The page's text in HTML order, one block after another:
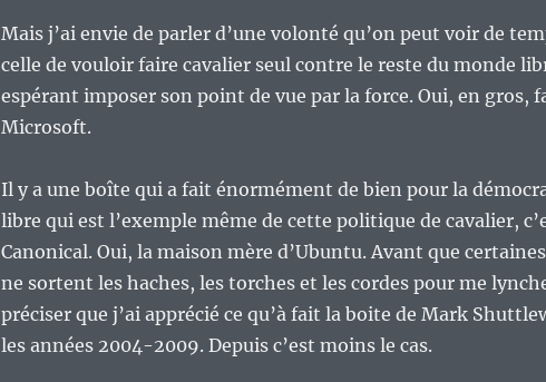
Mais j’ai envie de parler d’une volonté qu’on peut voir de
celle de vouloir faire cavalier seul contre le reste du monde
espérant imposer son point de vue par la force. Oui, en gros,
Microsoft.
Il y a une boîte qui a fait énormément de bien pour la
libre qui est l’exemple même de cette politique de cavalier,
Canonical. Oui, la maison mère d’Ubuntu. Avant que
ne sortent les haches, les torches et les cordes pour me
préciser que j’ai apprécié ce qu’à fait la boite de Mark
les années 2004-2009. Depuis c’est moins le cas.